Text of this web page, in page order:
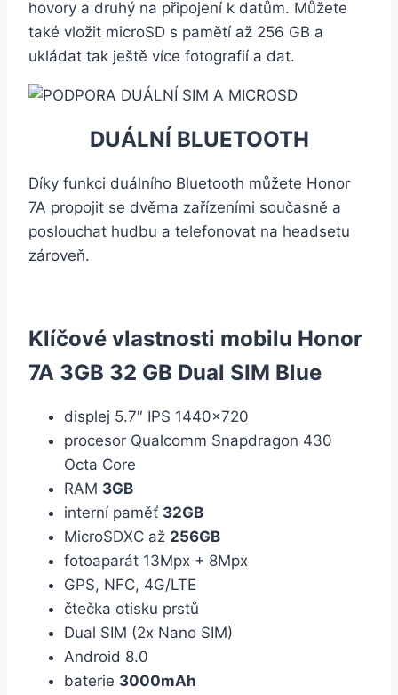
hovory a druhý na připojení k datům. Můžete
také vložit microSD s pamětí až 256 GB a
ukládat tak ještě více fotografií a dat.
DUÁLNÍ BLUETOOTH
Díky funkci duálního Bluetooth můžete Honor
7A propojit se dvěma zařízeními současně a
poslouchat hudbu a telefonovat na headsetu
zároveň.
Klíčové vlastnosti mobilu Honor
7A 3GB 32 GB Dual SIM Blue
displej 5.7″ IPS 1440×720
procesor Qualcomm Snapdragon 430
Octa Core
RAM 3GB
interní paměť 32GB
MicroSDXC až 256GB
fotoaparát 13Mpx + 8Mpx
GPS, NFC, 4G/LTE
čtečka otisku prstů
Dual SIM (2x Nano SIM)
Android 8.0
baterie 3000mAh